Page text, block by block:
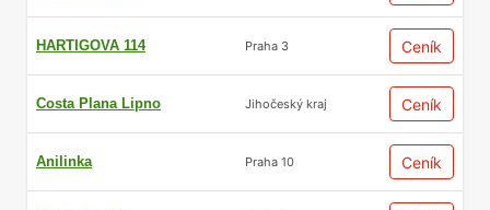
HARTIGOVA 114 Praha 3 Ceník
Costa Plana Lipno Jihočeský kraj Ceník
Anilinka Praha 10 Ceník